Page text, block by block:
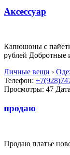
Аксессуар
Капюшоны с
рублей Добротные
Личные вещи ›
Телефон:
Просмотры: 47
продаю
Продаю платье